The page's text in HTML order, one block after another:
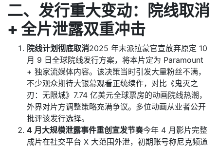
二、发行重大变动：院线取消
+ 全片泄露双重冲击
院线计划彻底取消2025 年末派拉蒙官宣放弃原定 10
月 9 日全球院线发行方案，将本片定为 Paramount
+ 独家流媒体内容。该决策当时引发大量粉丝不满，
不少观众期待大银幕观看正统续作，对比《鬼灭之
刃：无限城》7.74 亿美元全球票房的动画院线热潮，
外界对片方调整策略充满争议。多位动画从业者公开
批评该发行选择。
4 月大规模泄露事件重创宣发节奏今年 4 月影片完整
成片在社交平台 X 大范围外泄，初期账号称尼克频道